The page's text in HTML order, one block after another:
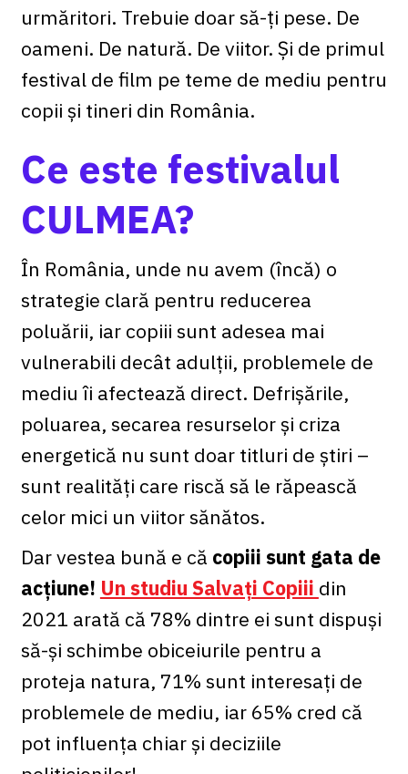
urmăritori. Trebuie doar să-ți pese. De
oameni. De natură. De viitor. Și de primul
festival de film pe teme de mediu pentru
copii și tineri din România.
Ce este festivalul
CULMEA?
În România, unde nu avem (încă) o
strategie clară pentru reducerea
poluării, iar copiii sunt adesea mai
vulnerabili decât adulții, problemele de
mediu îi afectează direct. Defrișările,
poluarea, secarea resurselor și criza
energetică nu sunt doar titluri de știri –
sunt realități care riscă să le răpească
celor mici un viitor sănătos.
Dar vestea bună e că copiii sunt gata de
acțiune! Un studiu Salvați Copiii din
2021 arată că 78% dintre ei sunt dispuși
să-și schimbe obiceiurile pentru a
proteja natura, 71% sunt interesați de
problemele de mediu, iar 65% cred că
pot influența chiar și deciziile